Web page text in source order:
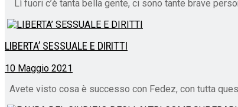
Lì fuori c’è tanta bella gente, ci sono tante brave
LIBERTA’ SESSUALE E DIRITTI
10 Maggio 2021
Avete visto cosa è successo con Fedez, con tutta